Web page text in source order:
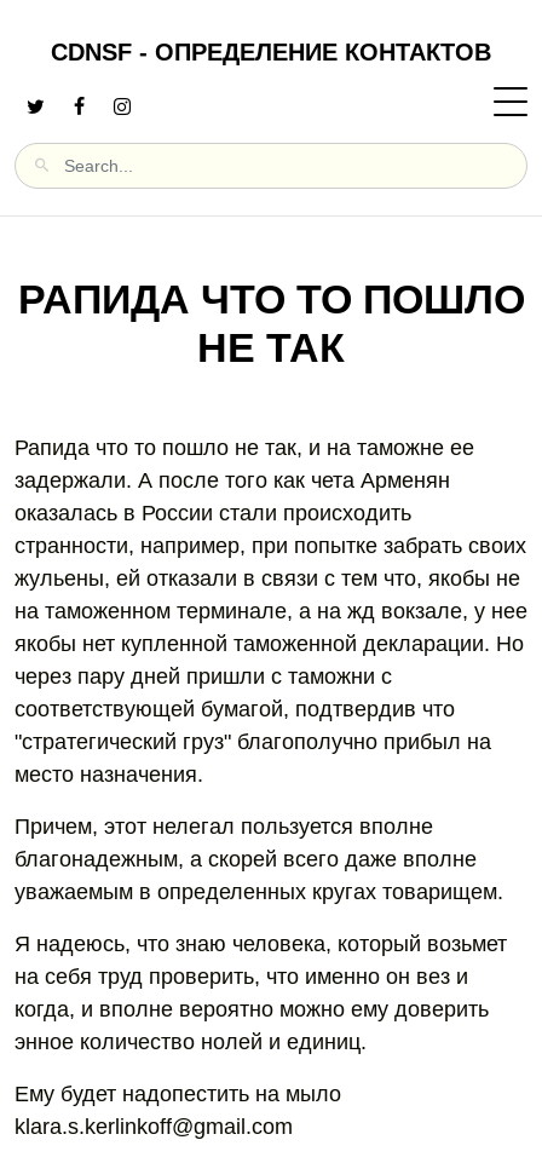
CDNSF - ОПРЕДЕЛЕНИЕ КОНТАКТОВ
РАПИДА ЧТО ТО ПОШЛО
НЕ ТАК
Рапида что то пошло не так, и на таможне ее
задержали. А после того как чета Арменян
оказалась в России стали происходить
странности, например, при попытке забрать своих
жульены, ей отказали в связи с тем что, якобы не
на таможенном терминале, а на жд вокзале, у нее
якобы нет купленной таможенной декларации. Но
через пару дней пришли с таможни с
соответствующей бумагой, подтвердив что
"стратегический груз" благополучно прибыл на
место назначения.
Причем, этот нелегал пользуется вполне
благонадежным, а скорей всего даже вполне
уважаемым в определенных кругах товарищем.
Я надеюсь, что знаю человека, который возьмет
на себя труд проверить, что именно он вез и
когда, и вполне вероятно можно ему доверить
энное количество нолей и единиц.
Ему будет надопестить на мыло
klara.s.kerlinkoff@gmail.com